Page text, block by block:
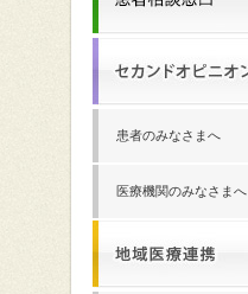
患者のみなさまへ
医療機関のみなさまへ